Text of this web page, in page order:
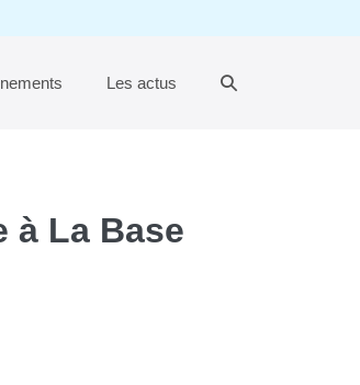
Les actus
Basculer
à La Base